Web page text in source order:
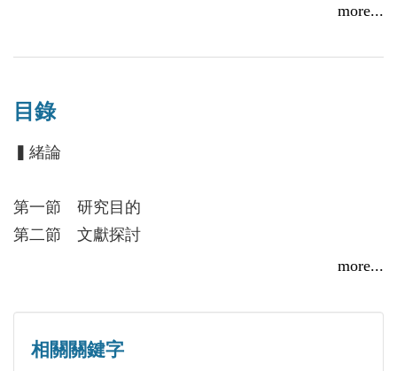
more...
目錄
▍緒論
第一節 研究目的
第二節 文獻探討
三、海外遊歷寫作
第三節 研究範圍與方法
more...
相關關鍵字